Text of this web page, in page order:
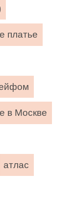
платье
в Москве
атлас